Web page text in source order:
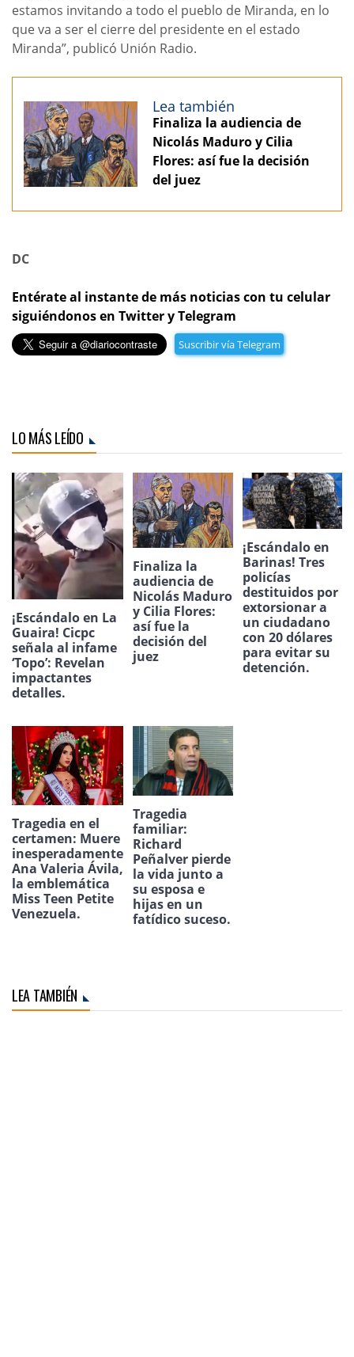
estamos invitando a todo el pueblo de Miranda, en lo
que va a ser el cierre del presidente en el estado
Miranda”, publicó Unión Radio.
Lea también
Finaliza la audiencia de
Nicolás Maduro y Cilia
Flores: así fue la decisión
del juez
DC
Entérate al instante de más noticias con tu celular
siguiéndonos en Twitter y Telegram
Suscribir vía Telegram
LO MÁS LEÍDO
¡Escándalo en La
Guaira! Cicpc
señala al infame
‘Topo’: Revelan
impactantes
detalles.
Finaliza la
audiencia de
Nicolás Maduro
y Cilia Flores:
así fue la
decisión del
juez
¡Escándalo en
Barinas! Tres
policías
destituidos por
extorsionar a
un ciudadano
con 20 dólares
para evitar su
detención.
Tragedia en el
certamen: Muere
inesperadamente
Ana Valeria Ávila,
la emblemática
Miss Teen Petite
Venezuela.
Tragedia
familiar:
Richard
Peñalver pierde
la vida junto a
su esposa e
hijas en un
fatídico suceso.
LEA TAMBIÉN